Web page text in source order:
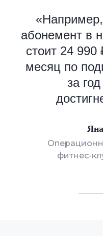
«
абонемент в
стоит 24
месяц по
за
фитнес-
Зарегистрированы в
Интеллектуальная